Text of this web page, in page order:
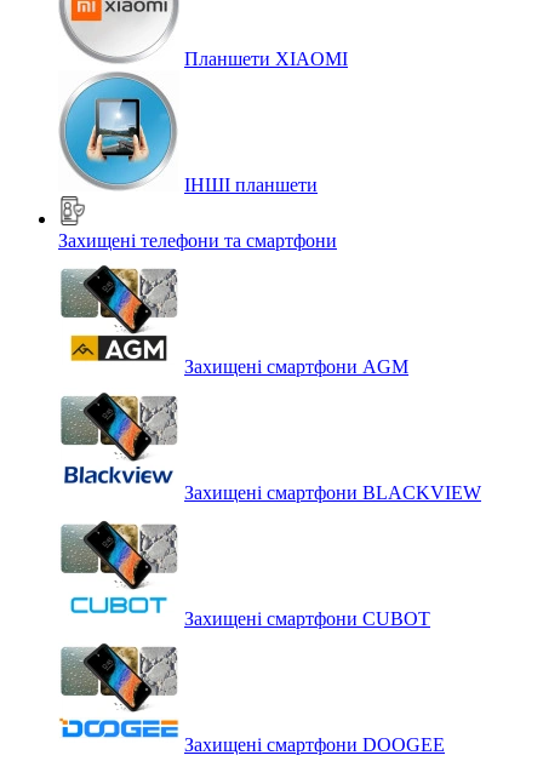
Планшети XIAOMI
ІНШІ планшети
Захищені телефони та смартфони
Захищені смартфони AGM
Захищені смартфони BLACKVIEW
Захищені смартфони CUBOT
Захищені смартфони DOOGEE